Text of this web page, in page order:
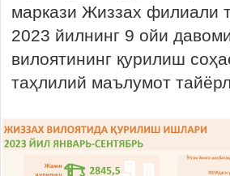
маркази Жиззах филиали
2023 йилнинг 9 ойи
вилоятининг қурилиш
таҳлилий маълумот